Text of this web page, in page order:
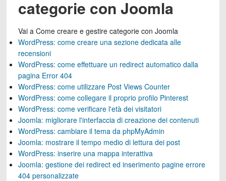
categorie con Joomla
Vai a Come creare e gestire categorie con Joomla
WordPress: come creare una sezione dedicata alle
recensioni
WordPress: come effettuare un redirect automatico dalla
pagina Error 404
WordPress: come utilizzare Post Views Counter
WordPress: come collegare il proprio profilo Pinterest
WordPress: come verificare l'età dei visitatori
Joomla: migliorare l'interfaccia di creazione dei contenuti
WordPress: cambiare il tema da phpMyAdmin
Joomla: mostrare il tempo medio di lettura dei post
WordPress: inserire una mappa interattiva
Joomla: gestione dei redirect ed inserimento pagine errore
404 personalizzate